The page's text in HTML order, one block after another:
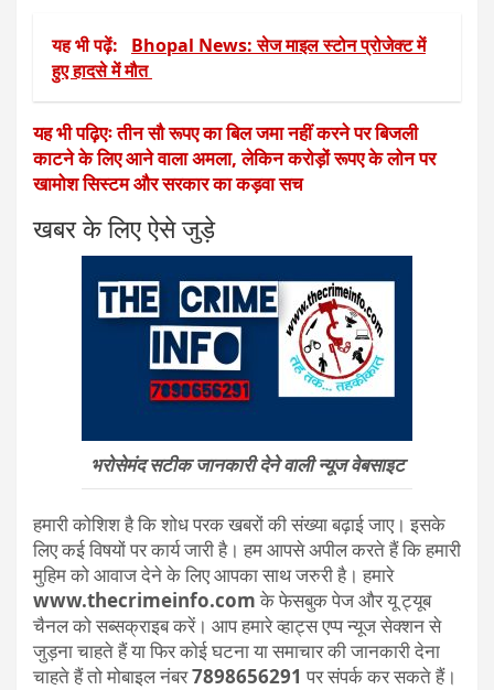
यह भी पढ़ें:
Bhopal News: सेज माइल स्टोन प्रोजेक्ट में
हुए हादसे में मौत
यह भी पढ़िएः तीन सौ रूपए का बिल जमा नहीं करने पर बिजली
काटने के लिए आने वाला अमला, लेकिन करोड़ों रूपए के लोन पर
खामोश सिस्टम और सरकार का कड़वा सच
खबर के लिए ऐसे जुड़े
भरोसेमंद सटीक जानकारी देने वाली न्यूज वेबसाइट
हमारी कोशिश है कि शोध परक खबरों की संख्या बढ़ाई जाए। इसके
लिए कई विषयों पर कार्य जारी है। हम आपसे अपील करते हैं कि हमारी
मुहिम को आवाज देने के लिए आपका साथ जरुरी है। हमारे
www.thecrimeinfo.comके फेसबुक पेज और यू ट्यूब
चैनल को सब्सक्राइब करें। आप हमारे व्हाट्स एप्प न्यूज सेक्शन से
जुड़ना चाहते हैं या फिर कोई घटना या समाचार की जानकारी देना
चाहते हैं तो मोबाइल नंबर7898656291 पर संपर्क कर सकते हैं।